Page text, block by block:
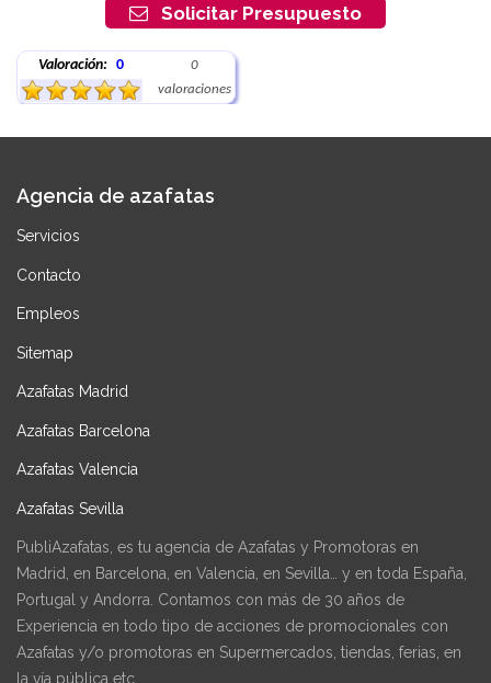
Solicitar Presupuesto
Valoración: 0
0
valoraciones
Agencia de azafatas
Servicios
Contacto
Empleos
Sitemap
Azafatas Madrid
Azafatas Barcelona
Azafatas Valencia
Azafatas Sevilla
PubliAzafatas, es tu agencia de Azafatas y Promotoras en
Madrid, en Barcelona, en Valencia, en Sevilla… y en toda España,
Portugal y Andorra. Contamos con más de 30 años de
Experiencia en todo tipo de acciones de promocionales con
Azafatas y/o promotoras en Supermercados, tiendas, ferias, en
la vía pública etc.